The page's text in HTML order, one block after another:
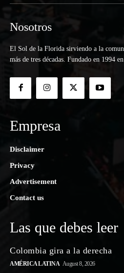
Nosotros
El Sol de la Florida sirviendo a la
más de tres décadas. Fundado en 1994
Empresa
Disclaimer
Privacy
Advertisement
Contact us
Las que debes leer
Colombia gira a la derecha
AMÉRICA LATINA August 8, 2026